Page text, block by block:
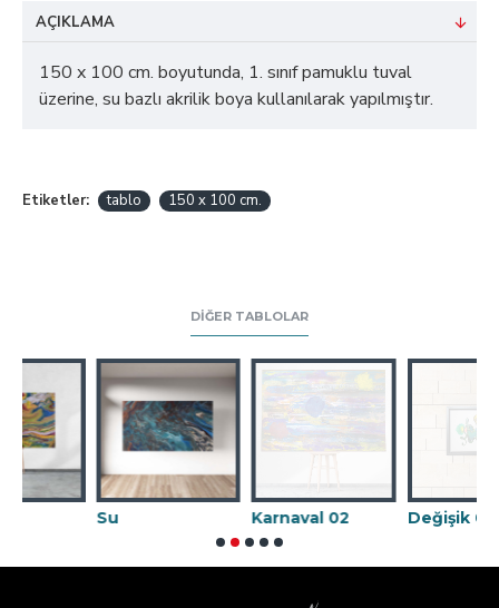
AÇIKLAMA
150 x 100 cm. boyutunda, 1. sınıf pamuklu tuval
üzerine, su bazlı akrilik boya kullanılarak yapılmıştır.
Etiketler: tablo 150 x 100 cm.
DIĞER TABLOLAR
Karnaval 02 Değişik 09